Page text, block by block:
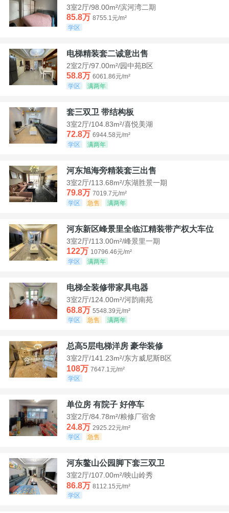
3室2厅/98.00m²/滨河湾二期
85.8万 8755.1元/m²
学区
电梯精装套二诚意出售
2室2厅/97.00m²/园中苑B区
58.8万 6061.86元/m²
学区
满两年
套三双卫 带结构板
3室2厅/104.83m²/喜悦美湖
72.8万 6944.58元/m²
学区
满两年
河东旭海旁精装套三出售
3室2厅/113.68m²/东湖胜景一期
79.8万 7019.7元/m²
学区
急售 满两年
河东新区峰景里全临江精装带产权大车位
3室2厅/113.00m²/峰景里一期
122万 10796.46元/m²
学区
满两年
电梯全装修带家具电器
3室2厅/124.00m²/河韵南苑
68.8万 5548.39元/m²
学区
急售 满两年
总高5层电梯洋房 豪华装修
3室2厅/141.23m²/东方威尼斯B区
108万 7647.1元/m²
学区
单位房 有院子 好停车
3室2厅/84.78m²/粮修厂宿舍
24.8万 2925.22元/m²
学区
急售
河东鳌山公园脚下套三双卫
3室2厅/107.00m²/映山岭秀
86.8万 8112.15元/m²
学区